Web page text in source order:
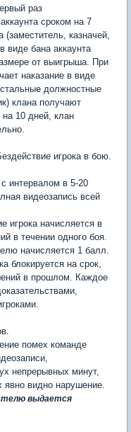
раз
сроком на 7
казначей,
виде бана аккаунта
от выигрыша. При
наказание в виде
должностные
клана получают
на 10 дней, клан
игрока в бою.
интервалом в 5-20
видеозапись всей
игрока начисляется в
в течении одного боя.
начисляется 1 балл.
блокируется на срок,
в прошлом. Каждое
помех команде
непрерывных минут,
явно видно нарушение.
выдается